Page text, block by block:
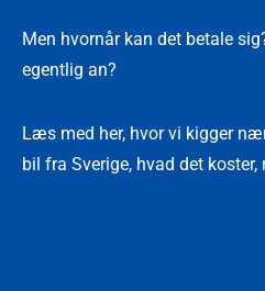
Men hvornår kan det betale
egentlig an?
Læs med her, hvor vi kigger
bil fra Sverige, hvad det